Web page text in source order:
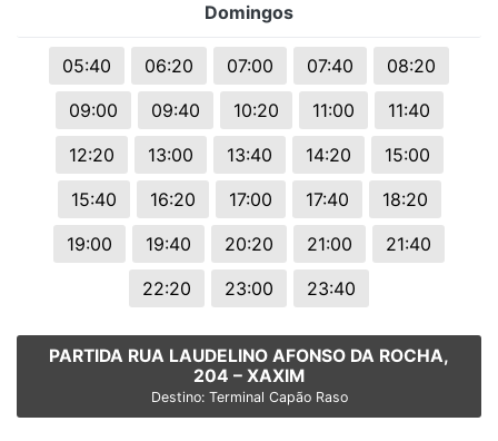
Domingos
05:40 06:20 07:00 07:40
08:20
09:00
09:40 10:20 11:00
11:40
12:20
13:00 13:40 14:20
15:00
15:40
16:20 17:00 17:40
18:20
19:00
19:40 20:20 21:00
21:40
22:20
23:00 23:40
PARTIDA RUA LAUDELINO AFONSO DA ROCHA,
204 – XAXIM
Destino: Terminal Capão Raso